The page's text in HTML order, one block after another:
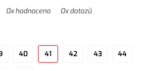
0x hodnoceno 0x dotazů
40 41 42 43 44